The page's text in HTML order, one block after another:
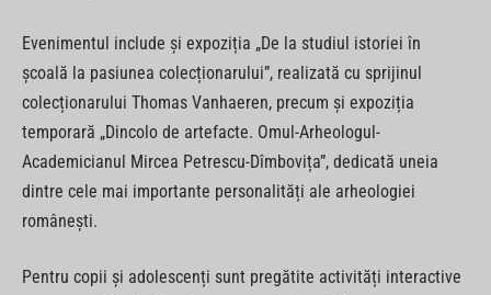
Evenimentul include și expoziția „De la studiul istoriei în
școală la pasiunea colecționarului”, realizată cu sprijinul
colecționarului Thomas Vanhaeren, precum și expoziția
temporară „Dincolo de artefacte. Omul-Arheologul-
Academicianul Mircea Petrescu-Dîmbovița”, dedicată uneia
dintre cele mai importante personalități ale arheologiei
românești.
Pentru copii și adolescenți sunt pregătite activități interactive